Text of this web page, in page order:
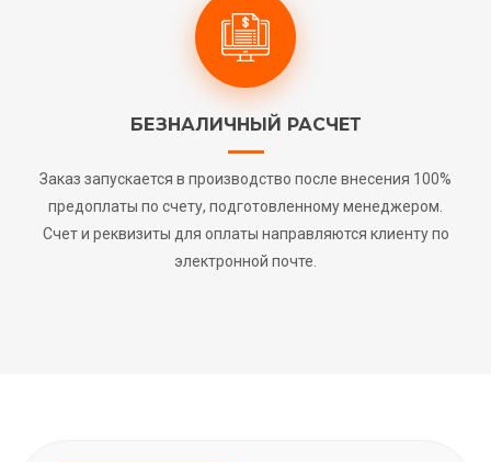
БЕЗНАЛИЧНЫЙ РАСЧЕТ
Заказ запускается в производство после внесения 100%
предоплаты по счету, подготовленному менеджером.
Счет и реквизиты для оплаты направляются клиенту по
электронной почте.